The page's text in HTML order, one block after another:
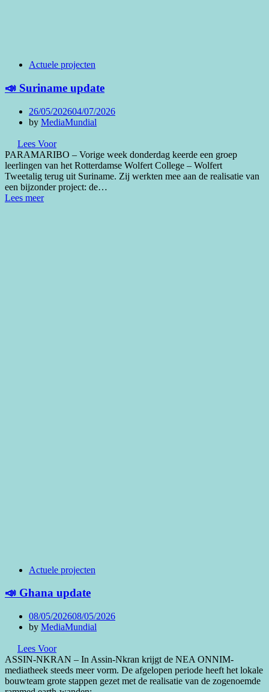
Actuele projecten
📣 Suriname update
Posted
on
26/05/202604/07/2026
by MediaMundial
Lees Voor
PARAMARIBO – Vorige week donderdag keerde een groep
leerlingen van het Rotterdamse Wolfert College – Wolfert
Tweetalig terug uit Suriname. Zij werkten mee aan de realisatie van
een bijzonder project: de…
Lees meer
Actuele projecten
📣 Ghana update
Posted
on
08/05/202608/05/2026
by MediaMundial
Lees Voor
ASSIN-NKRAN – In Assin-Nkran krijgt de NEA ONNIM-
mediatheek steeds meer vorm. De afgelopen periode heeft het lokale
bouwteam grote stappen gezet met de realisatie van de zogenoemde